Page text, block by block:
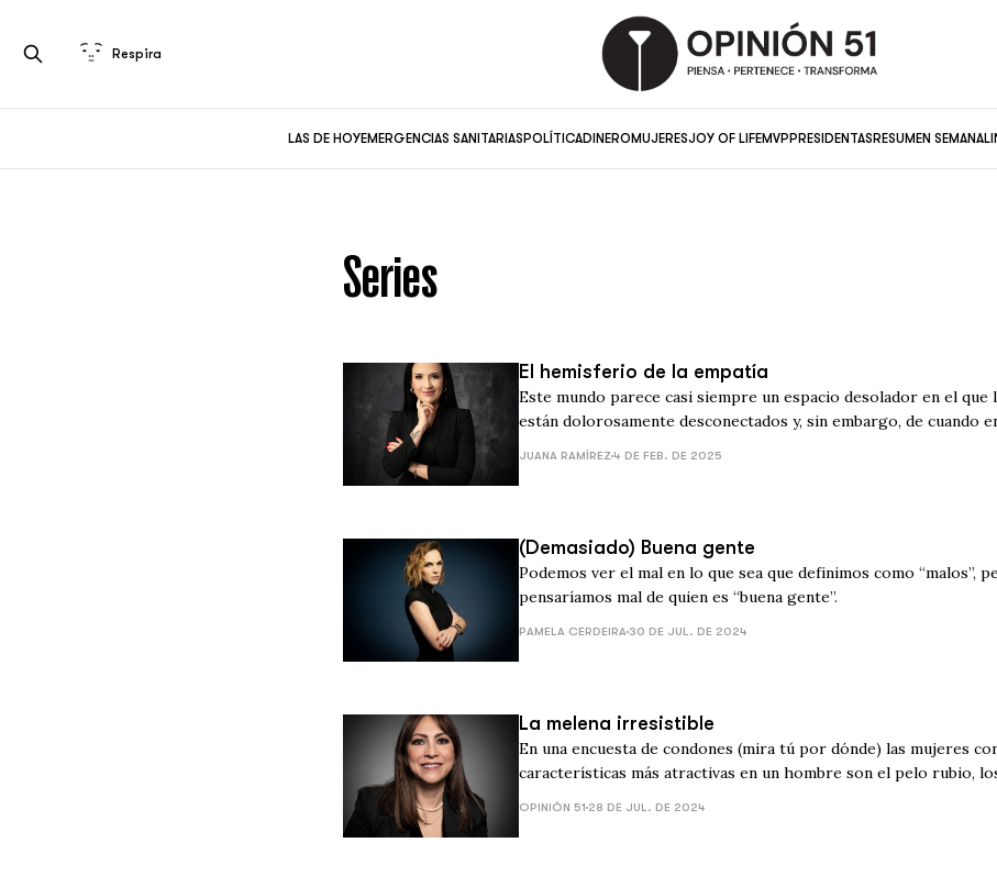
LAS DE HOYEMERGENCIAS SANITARIASPOLÍTICADINEROMUJERESJOY OF LIFEMVPPRESIDENTASRESUMEN SEMANAL
Respira
Series
El hemisferio de la empatía
Este mundo parece casi siempre un espacio desolador en el
están dolorosamente desconectados y, sin embargo, de cuando
también Luccas y Bárbaras
JUANA RAMÍREZ 4 DE FEB. DE 2025
(Demasiado) Buena gente
Podemos ver el mal en lo que sea que definimos como “malos”,
pensaríamos mal de quien es “buena gente”.
PAMELA CERDEIRA 30 DE JUL. DE 2024
La melena irresistible
En una encuesta de condones (mira tú por dónde) las mujeres
características más atractivas en un hombre son el pelo rubio,
acento interesante.
OPINIÓN 51 28 DE JUL. DE 2024